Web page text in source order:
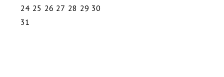
24 25 26 27 28 29 30
31